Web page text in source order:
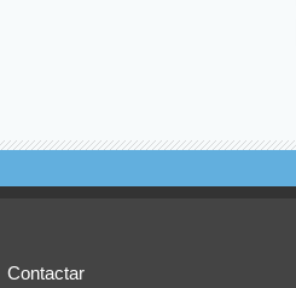
Contactar